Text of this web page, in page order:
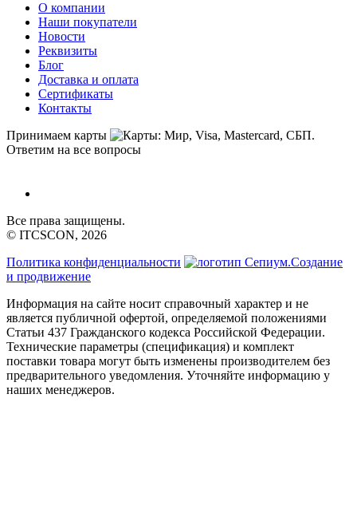
О компании
Наши покупатели
Новости
Реквизиты
Блог
Доставка и оплата
Сертификаты
Контакты
Принимаем карты
Ответим на все вопросы
Все права защищены.
© ITCSCON, 2026
Политика конфиденциальности
Создание
и продвижение
Информация на сайте носит справочный характер и не
является публичной офертой, определяемой положениями
Статьи 437 Гражданского кодекса Российской Федерации.
Технические параметры (спецификация) и комплект
поставки товара могут быть изменены производителем без
предварительного уведомления. Уточняйте информацию у
наших менеджеров.